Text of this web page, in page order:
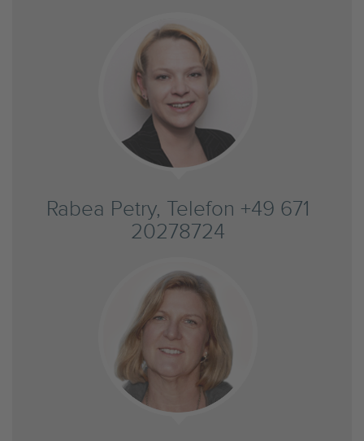
Rabea Petry, Telefon +49 671
20278724